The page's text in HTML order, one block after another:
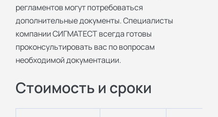
регламентов могут потребоваться
дополнительные документы. Специалисты
компанииСИГМАТЕСТвсегда готовы
проконсультировать вас по вопросам
необходимой документации.
Стоимость и сроки